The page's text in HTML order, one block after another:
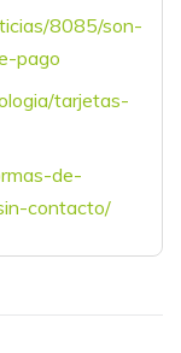
8085/son-
pago
tarjetas-
de-
contacto/